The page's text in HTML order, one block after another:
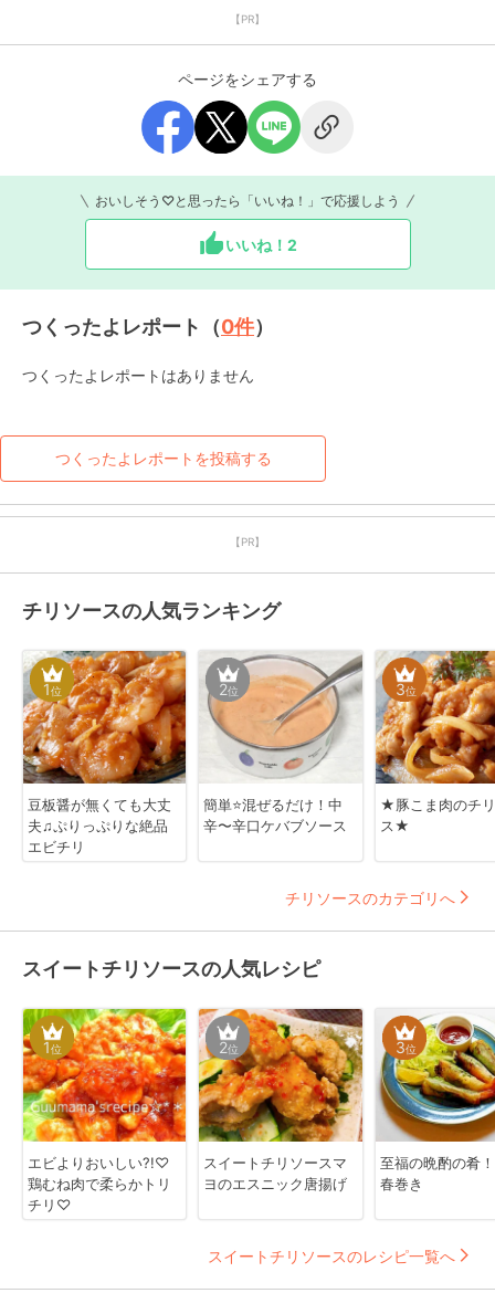
【PR】
ページをシェアする
おいしそう♡と思ったら「いいね！」で応援しよう
いいね！ 2
つくったよレポート（0件）
つくったよレポートはありません
つくったよレポートを投稿する
【PR】
チリソースの人気ランキング
1位
豆板醤が無くても大丈
夫♫ぷりっぷりな絶品
エビチリ
2位
簡単⭐混ぜるだけ！中
辛〜辛口ケバブソース
3位
★豚こま肉のチ
ス★
チリソースのカテゴリへ
スイートチリソースの人気レシピ
1位
エビよりおいしい?!♡
鶏むね肉で柔らかトリ
チリ♡
2位
スイートチリソースマ
ヨのエスニック唐揚げ
3位
至福の晩酌の肴
春巻き
スイートチリソースのレシピ一覧へ